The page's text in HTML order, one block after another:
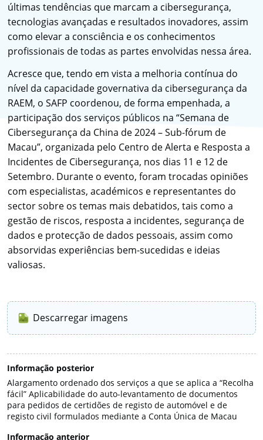
últimas tendências que marcam a cibersegurança,
tecnologias avançadas e resultados inovadores, assim
como elevar a consciência e os conhecimentos
profissionais de todas as partes envolvidas nessa área.
Acresce que, tendo em vista a melhoria contínua do
nível da capacidade governativa da cibersegurança da
RAEM, o SAFP coordenou, de forma empenhada, a
participação dos serviços públicos na “Semana de
Cibersegurança da China de 2024 – Sub-fórum de
Macau”, organizada pelo Centro de Alerta e Resposta a
Incidentes de Cibersegurança, nos dias 11 e 12 de
Setembro. Durante o evento, foram trocadas opiniões
com especialistas, académicos e representantes do
sector sobre os temas mais debatidos, tais como a
gestão de riscos, resposta a incidentes, segurança de
dados e protecção de dados pessoais, assim como
absorvidas experiências bem-sucedidas e ideias
valiosas.
Descarregar imagens
Informação posterior
Alargamento ordenado dos serviços a que se aplica a “Recolha
fácil” Aplicabilidade do auto-levantamento de documentos
para pedidos de certidões de registo de automóvel e de
registo civil formulados mediante a Conta Única de Macau
Informação anterior